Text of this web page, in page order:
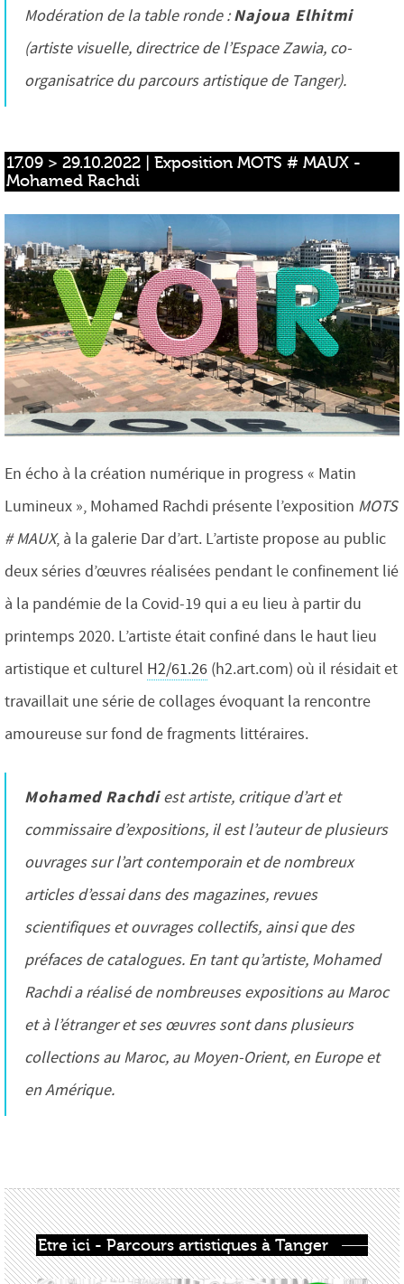
Modération de la table ronde :Najoua Elhitmi
(artiste visuelle, directrice de l’Espace Zawia, co-
organisatrice du parcours artistique de Tanger).
17.09 > 29.10.2022 | Exposition MOTS # MAUX -
Mohamed Rachdi
En écho à la création numérique in progress « Matin
Lumineux », Mohamed Rachdi présente l’exposition MOTS
# MAUX, à la galerie Dar d’art. L’artiste propose au public
deux séries d’œuvres réalisées pendant le confinement lié
à la pandémie de la Covid-19 qui a eu lieu à partir du
printemps 2020. L’artiste était confiné dans le haut lieu
artistique et culturel H2/61.26 (h2.art.com) où il résidait et
travaillait une série de collages évoquant la rencontre
amoureuse sur fond de fragments littéraires.
Mohamed Rachdiest artiste, critique d’art et
commissaire d’expositions, il est l’auteur de plusieurs
ouvrages sur l’art contemporain et de nombreux
articles d’essai dans des magazines, revues
scientifiques et ouvrages collectifs, ainsi que des
préfaces de catalogues. En tant qu’artiste, Mohamed
Rachdi a réalisé de nombreuses expositions au Maroc
et à l’étranger et ses œuvres sont dans plusieurs
collections au Maroc, au Moyen-Orient, en Europe et
en Amérique.
Etre ici - Parcours artistiques à Tanger